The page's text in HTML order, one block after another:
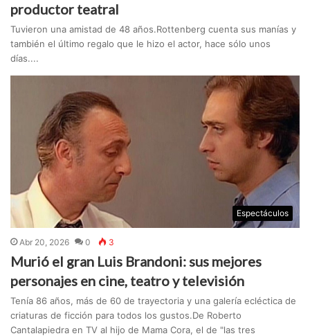
productor teatral
Tuvieron una amistad de 48 años.Rottenberg cuenta sus manías y
también el último regalo que le hizo el actor, hace sólo unos
días....
Espectáculos
Abr 20, 2026 0 3
Murió el gran Luis Brandoni: sus mejores
personajes en cine, teatro y televisión
Tenía 86 años, más de 60 de trayectoria y una galería ecléctica de
criaturas de ficción para todos los gustos.De Roberto
Cantalapiedra en TV al hijo de Mama Cora, el de "las tres